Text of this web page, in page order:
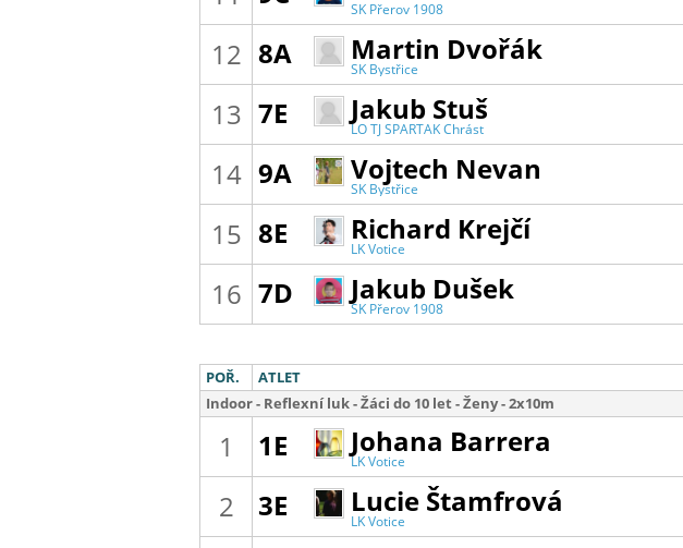
12 8A Martin Dvořák
SK Bystřice
13 7E Jakub Stuš
LO TJ SPARTAK Chrást
14 9A Vojtech Nevan
SK Bystřice
15 8E Richard Krejčí
LK Votice
16 7D Jakub Dušek
SK Přerov 1908
Indoor - Reflexní luk - Žáci do 10 let - Ženy - 2x10m
1 1E Johana Barrera
LK Votice
2
3E Lucie Štamfrová
LK Votice